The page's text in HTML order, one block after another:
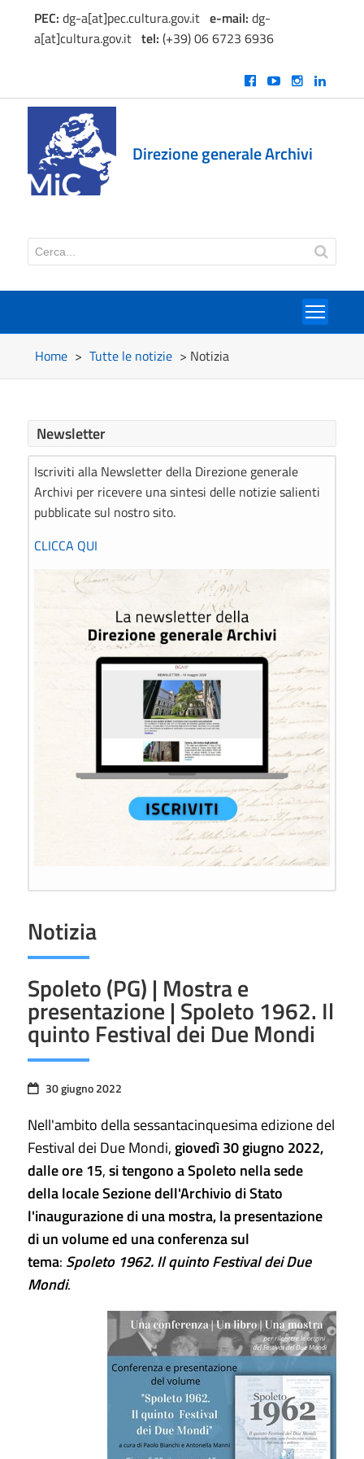
PEC: dg-a[at]pec.cultura.gov.ite-mail: dg-
a[at]cultura.gov.ittel: (+39) 06 6723 6936
Direzione generale Archivi
Home > Tutte le notizie > Notizia
Newsletter
Iscriviti alla Newsletter della Direzione generale
Archivi per ricevere una sintesi delle notizie salienti
pubblicate sul nostro sito.
CLICCA QUI
Notizia
Spoleto (PG) | Mostra e
presentazione | Spoleto 1962. Il
quinto Festival dei Due Mondi
30 giugno 2022
Nell'ambito della sessantacinquesima edizione del
Festival dei Due Mondi, giovedì 30 giugno 2022,
dalle ore 15,si tengono a Spoleto nella sede
della locale Sezione dell'Archivio di Stato
l'inaugurazione di una mostra, la presentazione
di un volume ed una conferenza sul
tema: Spoleto 1962. Il quinto Festival dei Due
Mondi.